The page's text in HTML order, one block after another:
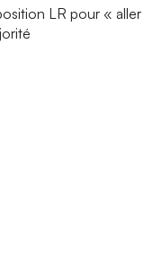
LR pour « aller